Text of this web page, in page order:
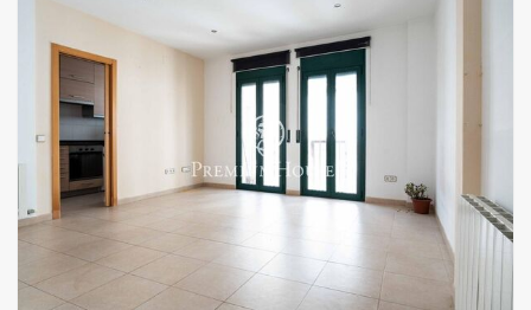
La zona de nit de la propietat compta amb tres habitacions
dobles. Dues en suite, i un bany complet addicional queda
servei a la tercera habitació ia la resta del pis. L'habitatge se
situa al barri del Centre de Sitges. Aquest barri es caracteritza
per tenir tots els serveis i la platja a tir de pedra. El centre de
Sitges compta amb moltíssima vida durant tot l´any per gaudir
de totes les festivitats d´aquesta localitat.